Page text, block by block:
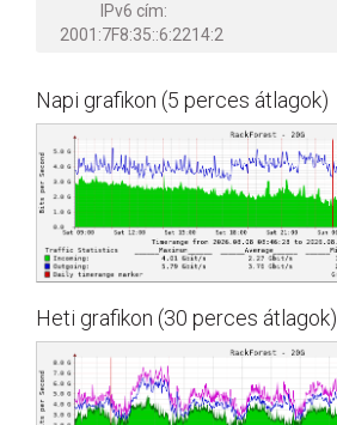
IPv6 cím:
2001:7F8:35::6:2214:2
Napi grafikon (5 perces átlagok)
Heti grafikon (30 perces átlagok)